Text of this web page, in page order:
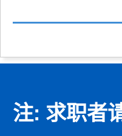
注: 求职者